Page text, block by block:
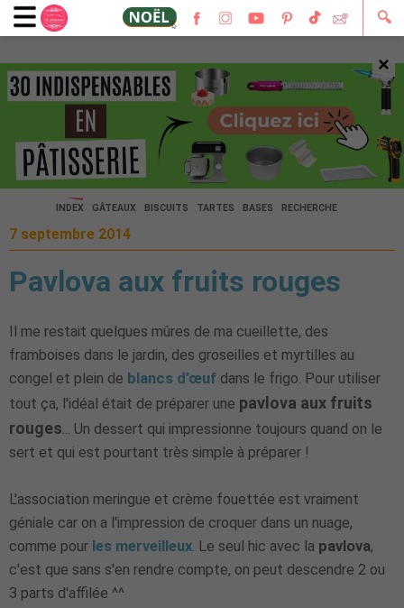
🔍
×
🔍
INDEX GÂTEAUX BISCUITS TARTES BASES RECHERCHE
7 septembre 2014
Pavlova aux fruits rouges
Il me restait quelques mûres de ma cueillette, des
framboises dans le jardin, des groseilles et myrtilles au
congel et plein de blancs d’œuf dans le frigo. Pour utiliser
tout ça, l'idéal était de préparer une pavlova aux fruits
rouges ... Un dessert qui impressionne toujours quand on le
sert et qui est pourtant très simple à préparer !
L'association meringue et crème fouettée est vraiment
géniale car on a l'impression de croquer dans un nuage,
comme pour les merveilleux . Le seul hic avec la pavlova,
c'est que sans s'en rendre compte, on peut descendre 2 ou
3 parts d'affilée ^^